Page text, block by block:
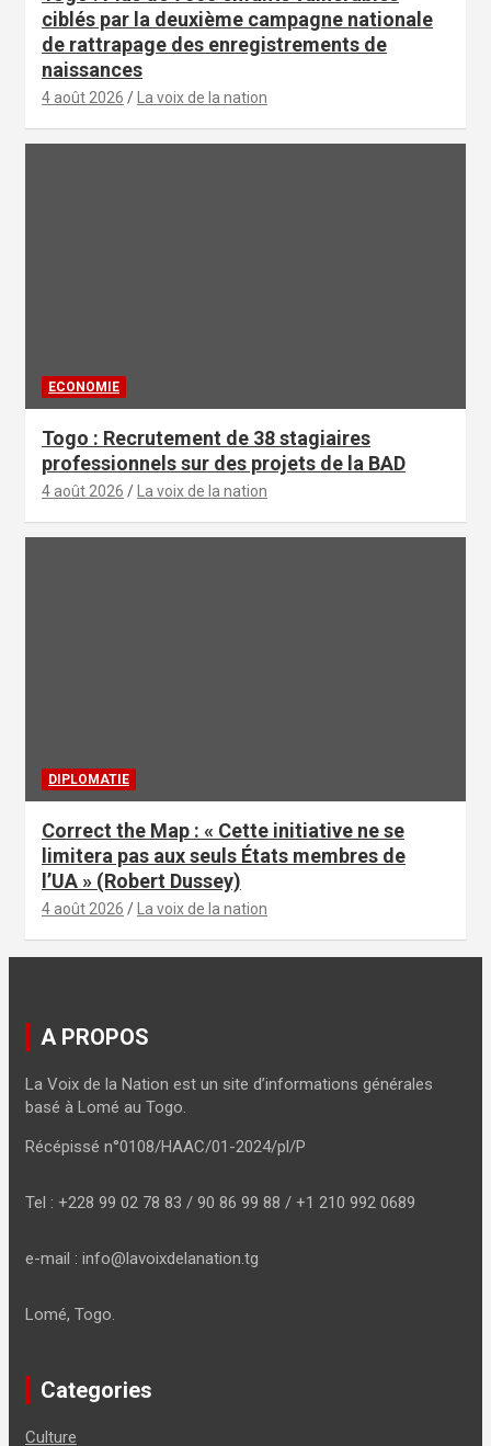
ciblés par la deuxième campagne nationale
de rattrapage des enregistrements de
naissances
4 août 2026 La voix de la nation
ECONOMIE
Togo : Recrutement de 38 stagiaires
professionnels sur des projets de la BAD
4 août 2026 La voix de la nation
DIPLOMATIE
Correct the Map : « Cette initiative ne se
limitera pas aux seuls États membres de
l’UA » (Robert Dussey)
4 août 2026 La voix de la nation
A PROPOS
La Voix de la Nation est un site d’informations générales
basé à Lomé au Togo.
Récépissé n°0108/HAAC/01-2024/pl/P
Tel : +228 99 02 78 83 / 90 86 99 88 / +1 210 992 0689
e-mail : info@lavoixdelanation.tg
Lomé, Togo.
Categories
Culture